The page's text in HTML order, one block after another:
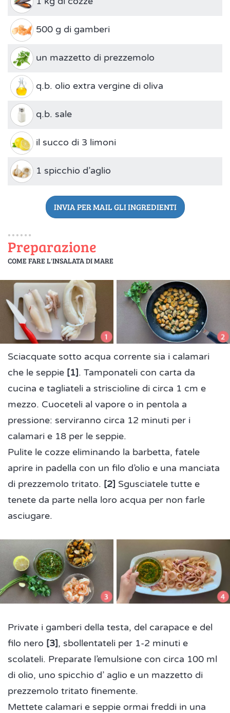
500 g di gamberi
un mazzetto di prezzemolo
q.b. olio extra vergine di oliva
q.b. sale
il succo di 3 limoni
1 spicchio d’aglio
INVIA PER MAIL GLI INGREDIENTI
Preparazione
COME FARE L'INSALATA DI MARE
Sciacquate sotto acqua corrente sia i calamari
che le seppie [1]. Tamponateli con carta da
cucina e tagliateli a striscioline di circa 1 cm e
mezzo. Cuoceteli al vapore o in pentola a
pressione: serviranno circa 12 minuti per i
calamari e 18 per le seppie.
Pulite le cozze eliminando la barbetta, fatele
aprire in padella con un filo d’olio e una manciata
di prezzemolo tritato. [2] Sgusciatele tutte e
tenete da parte nella loro acqua per non farle
asciugare.
Private i gamberi della testa, del carapace e del
filo nero [3], sbollentateli per 1-2 minuti e
scolateli. Preparate l’emulsione con circa 100 ml
di olio, uno spicchio d’ aglio e un mazzetto di
prezzemolo tritato finemente.
Mettete calamari e seppie ormai freddi in una